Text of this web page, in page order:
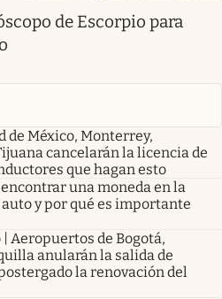
de Escorpio para
de México, Monterrey,
cancelarán la licencia de
que hagan esto
una moneda en la
y por qué es importante
Aeropuertos de Bogotá,
anularán la salida de
la renovación del